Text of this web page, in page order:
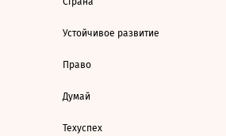
Устойчивое развитие
Право
Думай
Техуспех